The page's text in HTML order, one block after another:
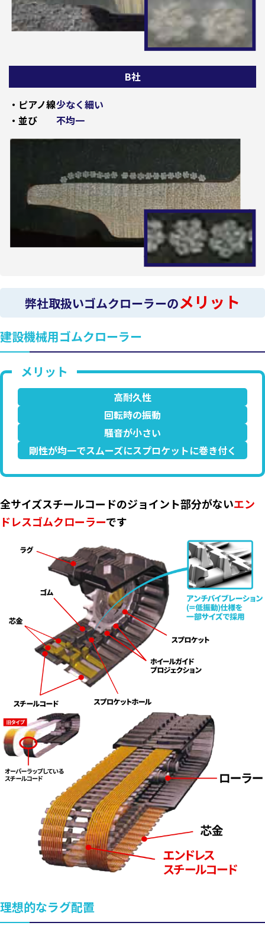
B社
・ピアノ線少なく細い
・並び
不均一
弊社取扱いゴムクローラーのメリット
建設機械用ゴムクローラー
高耐久性
回転時の振動
騒音が小さい
剛性が均一でスムーズにスプロケットに巻き付く
全サイズスチールコードのジョイント部分がないエン
ドレスゴムクローラーです
理想的なラグ配置